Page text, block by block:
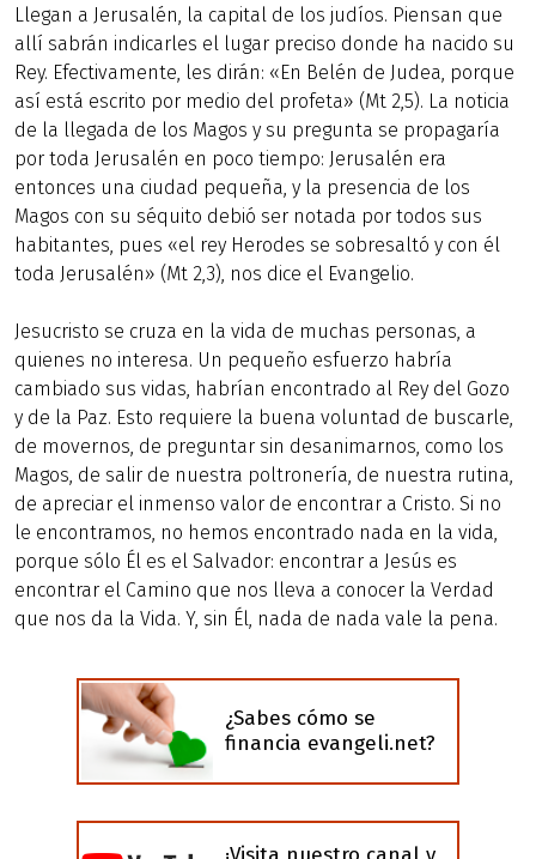
Llegan a Jerusalén, la capital de los judíos. Piensan que
allí sabrán indicarles el lugar preciso donde ha nacido su
Rey. Efectivamente, les dirán: «En Belén de Judea, porque
así está escrito por medio del profeta» (Mt 2,5). La noticia
de la llegada de los Magos y su pregunta se propagaría
por toda Jerusalén en poco tiempo: Jerusalén era
entonces una ciudad pequeña, y la presencia de los
Magos con su séquito debió ser notada por todos sus
habitantes, pues «el rey Herodes se sobresaltó y con él
toda Jerusalén» (Mt 2,3), nos dice el Evangelio.
Jesucristo se cruza en la vida de muchas personas, a
quienes no interesa. Un pequeño esfuerzo habría
cambiado sus vidas, habrían encontrado al Rey del Gozo
y de la Paz. Esto requiere la buena voluntad de buscarle,
de movernos, de preguntar sin desanimarnos, como los
Magos, de salir de nuestra poltronería, de nuestra rutina,
de apreciar el inmenso valor de encontrar a Cristo. Si no
le encontramos, no hemos encontrado nada en la vida,
porque sólo Él es el Salvador: encontrar a Jesús es
encontrar el Camino que nos lleva a conocer la Verdad
que nos da la Vida. Y, sin Él, nada de nada vale la pena.
¿Sabes cómo se
financia evangeli.net?